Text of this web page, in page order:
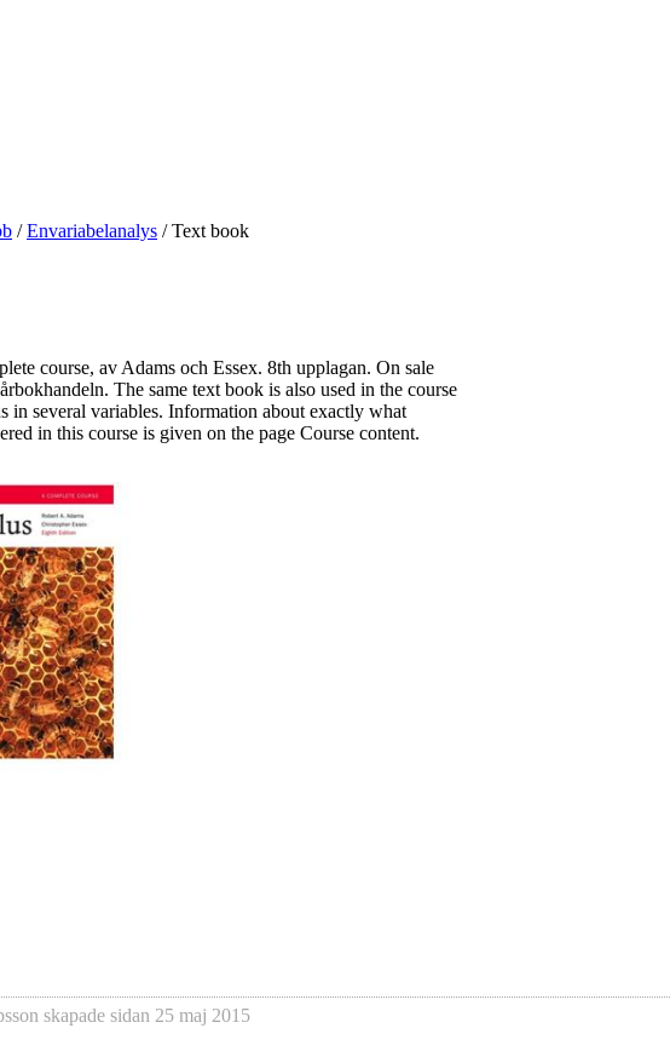
/ Envariabelanalys /Text book
course, av Adams och Essex. 8th upplagan. On sale
The same text book is also used in the course
in several variables. Information about exactly what
in this course is given on the page Course content.
skapade sidan 25 maj 2015